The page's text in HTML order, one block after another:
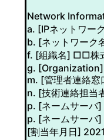
Network
a. [IPネットワー
b. [ネットワー
f. [組織名] □□株
g.
m. [管理者連絡
n. [技術連絡担当
p. [ネームサーバ]
p. [ネームサーバ]
[割当年月日]